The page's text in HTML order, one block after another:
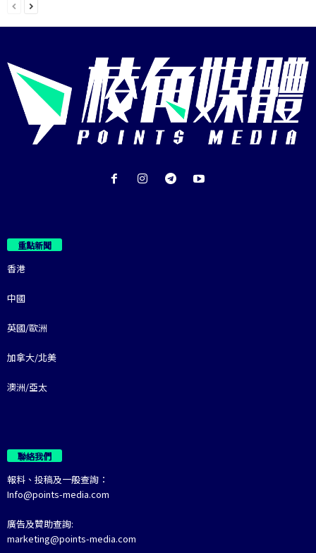
重點新聞
香港
中國
英國/歐洲
加拿大/北美
澳洲/亞太
聯絡我們
報料、投稿及一般查詢：
Info@points-media.com
廣告及贊助查詢:
marketing@points-media.com